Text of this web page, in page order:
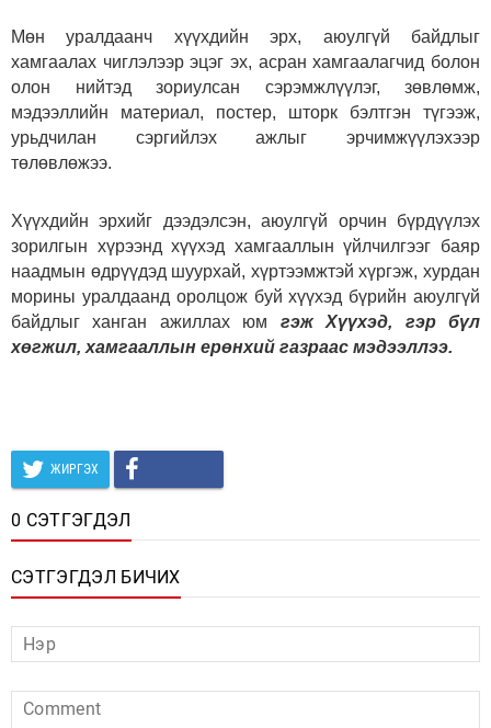
Мөн уралдаанч хүүхдийн эрх, аюулгүй байдлыг
хамгаалах чиглэлээр эцэг эх, асран хамгаалагчид болон
олон нийтэд зориулсан сэрэмжлүүлэг, зөвлөмж,
мэдээллийн материал, постер, шторк бэлтгэн түгээж,
урьдчилан сэргийлэх ажлыг эрчимжүүлэхээр
төлөвлөжээ.
Хүүхдийн эрхийг дээдэлсэн, аюулгүй орчин бүрдүүлэх
зорилгын хүрээнд хүүхэд хамгааллын үйлчилгээг баяр
наадмын өдрүүдэд шуурхай, хүртээмжтэй хүргэж, хурдан
морины уралдаанд оролцож буй хүүхэд бүрийн аюулгүй
байдлыг ханган ажиллах юм гэж Хүүхэд, гэр бүл
хөгжил, хамгааллын ерөнхий газраас мэдээллээ.
ЖИРГЭХ
0 СЭТГЭГДЭЛ
СЭТГЭГДЭЛ БИЧИХ